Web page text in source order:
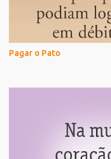
Pagar o Pato